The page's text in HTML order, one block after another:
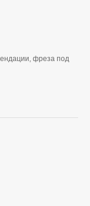
фреза под